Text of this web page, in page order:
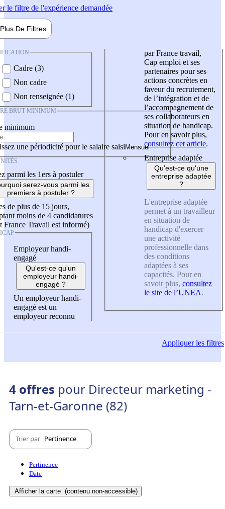
le filtre de l'expérience demandée
Plus De Filtres
Cadre (3)
Non cadre
Non renseignée (1)
BRUT MINIMUM
minimum
une périodicité pour le salaire saisi
parmi les 1ers à postuler
serez-vous parmi les
premiers à postuler ?
de plus de 15 jours,
moins de 4 candidatures
France Travail est informé)
Employeur handi-
engagé
Qu'est-ce qu'un
employeur handi-
engagé ?
Un employeur handi-
engagé est un
employeur reconnu
par France travail,
Cap emploi et ses
partenaires pour ses
actions concrètes en
faveur du recrutement,
de l’intégration et de
l’accompagnement de
ses collaborateurs en
situation de handicap.
Pour en savoir plus,
consultez cet article.
Entreprise adaptée
Qu'est-ce qu'une
entreprise adaptée
?
L'entreprise adaptée
permet à un travailleur
en situation de
handicap d'exercer
une activité
professionnelle dans
des conditions
adaptées à ses
capacités. Pour en
savoir plus, consultez
le site de l’UNEA.
Appliquerles filtres
4 offres pour Directeur marketing -
Tarn-et-Garonne (82)
Trier par Pertinence
Pertinence
Date
Afficher la carte (contenu non-accessible)